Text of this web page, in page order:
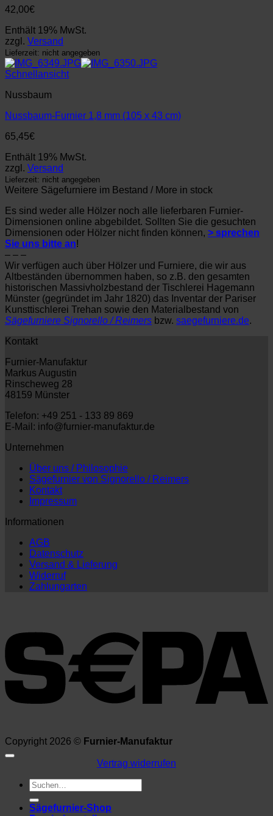
42,00€
Enthält 19% MwSt.
zzgl. Versand
Lieferzeit: nicht angegeben
Schnellansicht
Nussbaum
Nussbaum-Furnier 1,8 mm (105 x 43 cm)
65,45€
Enthält 19% MwSt.
zzgl. Versand
Lieferzeit: nicht angegeben
Weitere Sägefurniere im Bestand / More in stock
Es sind weder alle Hölzer noch alle lieferbaren Furnier-
Dimensionen online abgebildet. Sollten Sie die gesuchten
Dimensionen oder Hölzer nicht finden können, > sprechen
Sie uns bitte an!
– – –
Wir verfügen auch über Hölzer und Furniere, die wir aus
Altbeständen übernommen haben, so z.B. den gesamten
historischen Massivholzbestand der Tischlerei Hagemann
Münster (gegründet im Jahr 1820) das Inventar der Pariser
Kunsttischlerei Trehan sowie den Materialbestand von
Sägefurniere Signorello / Reimers bzw. saegefurniere.de.
Kontakt
Furnier-Manufaktur
Markus Augustin
Rinscheweg 28
48159 Münster
Telefon: +49 251 - 133 89 869
E-Mail: info@furnier-manufaktur.de
Unternehmen
Über uns / Philosophie
Sägefurnier von Signorello / Reimers
Kontakt
Impressum
Informationen
AGB
Datenschutz
Versand & Lieferung
Widerruf
Zahlungarten
Copyright 2026 © Furnier-Manufaktur
Vertrag widerrufen
Suchen
nach:
Sägefurnier-Shop